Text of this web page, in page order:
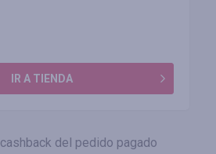
IR A TIENDA
cashback del pedido pagado